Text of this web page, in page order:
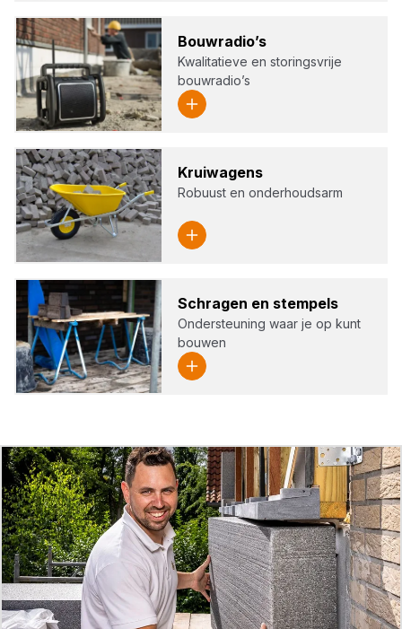
Bouw­ra­dio’s
Kwalitatieve en storingsvrije
bouwradio’s
Krui­wa­gens
Robuust en onderhoudsarm
Schra­gen en stem­pels
Ondersteuning waar je op kunt
bouwen